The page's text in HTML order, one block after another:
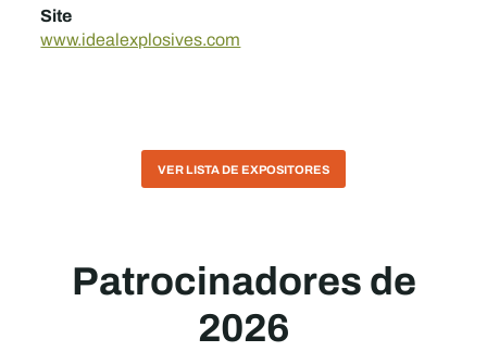
Site
www.idealexplosives.com
VER LISTA DE EXPOSITORES
Patrocinadores de
2026